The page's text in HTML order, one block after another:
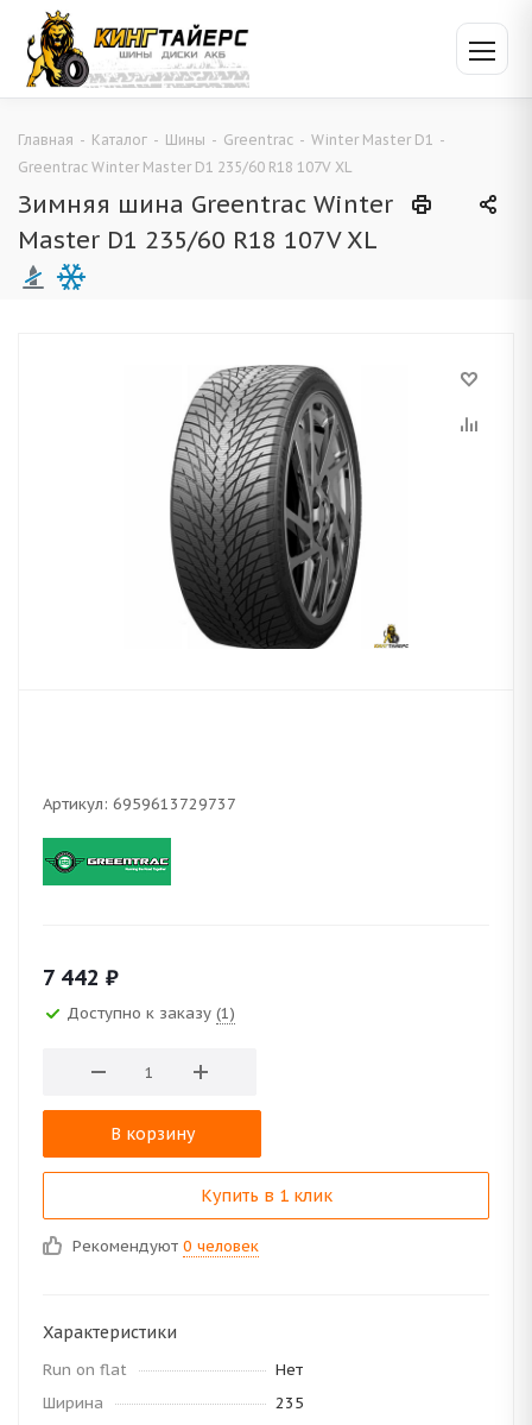
Главная - Каталог - Шины - Greentrac - Winter Master D1 -
Greentrac Winter Master D1 235/60 R18 107V XL
Зимняя шина Greentrac Winter
Master D1 235/60 R18 107V XL
Артикул: 6959613729737
7 442 ₽
Доступно к заказу (1)
В корзину
Купить в 1 клик
Рекомендуют 0 человек
Характеристики
Run on flat
Нет
Ширина
235